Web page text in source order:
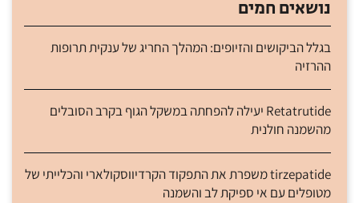
נושאים חמים
בגלל הביקושים והזיופים: המהלך החריג של ענקית תרופות
ההרזיה
Retatrutide יעילה להפחתה במשקל הגוף בקרב הסובלים
מהשמנה חולנית
tirzepatide משפרת את התפקוד הקרדיווסקולארי והכלייתי של
מטופלים עם אי ספיקת לב והשמנה